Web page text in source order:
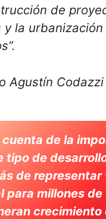
de
y la urbanización
Agustín Codazzi
cuenta de la
tipo de
de representar
para millones de
crecimiento